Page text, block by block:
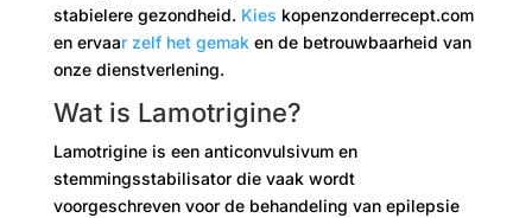
stabielere gezondheid. Kies kopenzonderrecept.com
en ervaar zelf het gemaken de betrouwbaarheid van
onze dienstverlening.
Wat is Lamotrigine?
Lamotrigine is een anticonvulsivum en
stemmingsstabilisator die vaak wordt
voorgeschreven voor de behandeling van epilepsie